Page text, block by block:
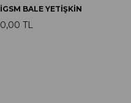
İGSM BALE YETİŞKİN
0,00 TL